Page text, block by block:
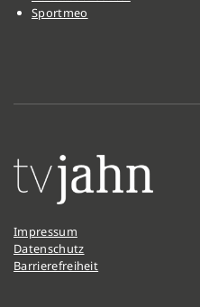
Sportmeo
Impressum
Datenschutz
Barrierefreiheit